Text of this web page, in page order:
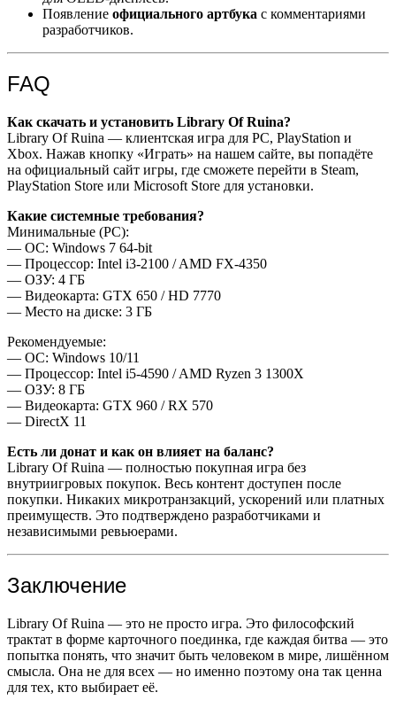
Появление официального артбука с комментариями
разработчиков.
FAQ
Как скачать и установить Library Of Ruina?
Library Of Ruina — клиентская игра для PC, PlayStation и
Xbox. Нажав кнопку «Играть» на нашем сайте, вы попадёте
на официальный сайт игры, где сможете перейти в Steam,
PlayStation Store или Microsoft Store для установки.
Какие системные требования?
Минимальные (PC):
— ОС: Windows 7 64-bit
— Процессор: Intel i3-2100 / AMD FX-4350
— ОЗУ: 4 ГБ
— Видеокарта: GTX 650 / HD 7770
— Место на диске: 3 ГБ
Рекомендуемые:
— ОС: Windows 10/11
— Процессор: Intel i5-4590 / AMD Ryzen 3 1300X
— ОЗУ: 8 ГБ
— Видеокарта: GTX 960 / RX 570
— DirectX 11
Есть ли донат и как он влияет на баланс?
Library Of Ruina — полностью покупная игра без
внутриигровых покупок. Весь контент доступен после
покупки. Никаких микротранзакций, ускорений или платных
преимуществ. Это подтверждено разработчиками и
независимыми ревьюерами.
Заключение
Library Of Ruina — это не просто игра. Это философский
трактат в форме карточного поединка, где каждая битва — это
попытка понять, что значит быть человеком в мире, лишённом
смысла. Она не для всех — но именно поэтому она так ценна
для тех, кто выбирает её.